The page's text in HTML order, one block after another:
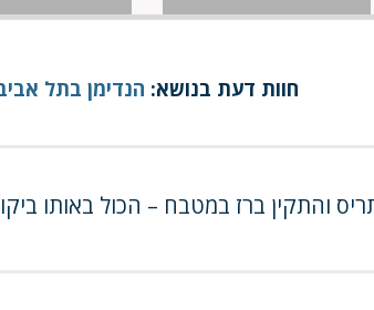
חוות דעת בנושא: הנדימן בתל
והתקין ברז במטבח – הכול באותו